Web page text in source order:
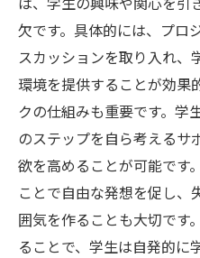
欠です。具体的には、プロ
スカッションを取り入れ、
環境を提供することが効果
クの仕組みも重要です。学
のステップを自ら考えるサ
欲を高めることが可能です
ことで自由な発想を促し、
囲気を作ることも大切です
ることで、学生は自発的に